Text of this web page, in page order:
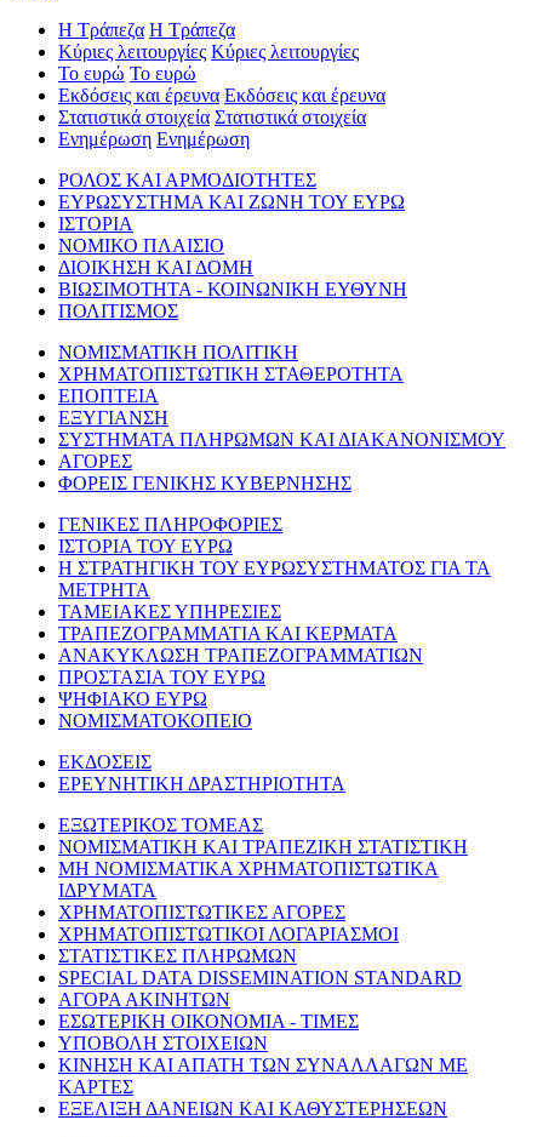
Η Τράπεζα Η Τράπεζα
Κύριες λειτουργίες Κύριες λειτουργίες
Το ευρώ Το ευρώ
Εκδόσεις και έρευνα Εκδόσεις και έρευνα
Στατιστικά στοιχεία Στατιστικά στοιχεία
Ενημέρωση Ενημέρωση
ΡΟΛΟΣ ΚΑΙ ΑΡΜΟΔΙΟΤΗΤΕΣ
ΕΥΡΩΣΥΣΤΗΜΑ ΚΑΙ ΖΩΝΗ ΤΟΥ ΕΥΡΩ
ΙΣΤΟΡΙΑ
ΝΟΜΙΚΟ ΠΛΑΙΣΙΟ
ΔΙΟΙΚΗΣΗ ΚΑΙ ΔΟΜΗ
ΒΙΩΣΙΜΟΤΗΤΑ - ΚΟΙΝΩΝΙΚΗ ΕΥΘΥΝΗ
ΠΟΛΙΤΙΣΜΟΣ
ΝΟΜΙΣΜΑΤΙΚΗ ΠΟΛΙΤΙΚΗ
ΧΡΗΜΑΤΟΠΙΣΤΩΤΙΚΗ ΣΤΑΘΕΡΟΤΗΤΑ
ΕΠΟΠΤΕΙΑ
ΕΞΥΓΙΑΝΣΗ
ΣΥΣΤΗΜΑΤΑ ΠΛΗΡΩΜΩΝ ΚΑΙ ΔΙΑΚΑΝΟΝΙΣΜΟΥ
ΑΓΟΡΕΣ
ΦΟΡΕΙΣ ΓΕΝΙΚΗΣ ΚΥΒΕΡΝΗΣΗΣ
ΓΕΝΙΚΕΣ ΠΛΗΡΟΦΟΡΙΕΣ
ΙΣΤΟΡΙΑ ΤΟΥ ΕΥΡΩ
Η ΣΤΡΑΤΗΓΙΚΗ ΤΟΥ ΕΥΡΩΣΥΣΤΗΜΑΤΟΣ ΓΙΑ ΤΑ
ΜΕΤΡΗΤΑ
ΤΑΜΕΙΑΚΕΣ ΥΠΗΡΕΣΙΕΣ
ΤΡΑΠΕΖΟΓΡΑΜΜΑΤΙΑ ΚΑΙ ΚΕΡΜΑΤΑ
ΑΝΑΚΥΚΛΩΣΗ ΤΡΑΠΕΖΟΓΡΑΜΜΑΤΙΩΝ
ΠΡΟΣΤΑΣΙΑ ΤΟΥ ΕΥΡΩ
ΨΗΦΙΑΚΟ ΕΥΡΩ
ΝΟΜΙΣΜΑΤΟΚΟΠΕΙΟ
ΕΚΔΟΣΕΙΣ
ΕΡΕΥΝΗΤΙΚΗ ΔΡΑΣΤΗΡΙΟΤΗΤΑ
ΕΞΩΤΕΡΙΚΟΣ ΤΟΜΕΑΣ
ΝΟΜΙΣΜΑΤΙΚΗ ΚΑΙ ΤΡΑΠΕΖΙΚΗ ΣΤΑΤΙΣΤΙΚΗ
ΜΗ ΝΟΜΙΣΜΑΤΙΚΑ ΧΡΗΜΑΤΟΠΙΣΤΩΤΙΚΑ
ΙΔΡΥΜΑΤΑ
ΧΡΗΜΑΤΟΠΙΣΤΩΤΙΚΕΣ ΑΓΟΡΕΣ
ΧΡΗΜΑΤΟΠΙΣΤΩΤΙΚΟΙ ΛΟΓΑΡΙΑΣΜΟΙ
ΣΤΑΤΙΣΤΙΚΕΣ ΠΛΗΡΩΜΩΝ
SPECIAL DATA DISSEMINATION STANDARD
ΑΓΟΡΑ ΑΚΙΝΗΤΩΝ
ΕΣΩΤΕΡΙΚΗ ΟΙΚΟΝΟΜΙΑ - ΤΙΜΕΣ
ΥΠΟΒΟΛΗ ΣΤΟΙΧΕΙΩΝ
ΚΙΝΗΣΗ ΚΑΙ ΑΠΑΤΗ ΤΩΝ ΣΥΝΑΛΛΑΓΩΝ ΜΕ
ΚΑΡΤΕΣ
ΕΞΕΛΙΞΗ ΔΑΝΕΙΩΝ ΚΑΙ ΚΑΘΥΣΤΕΡΗΣΕΩΝ